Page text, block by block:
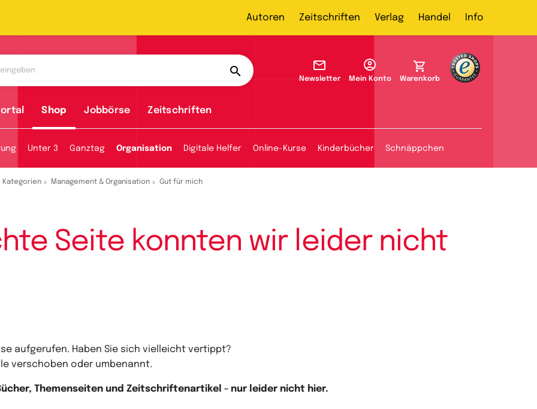
Autoren Zeitschriften Verlag Handel Info
Newsletter Mein Konto Warenkorb
Shop Jobbörse Zeitschriften
Unter 3 Ganztag Organisation Digitale Helfer Online-Kurse Kinderbücher Schnäppchen
Kategorien Management & Organisation Gut für mich
Seite konnten wir leider nicht
aufgerufen. Haben Sie sich vielleicht vertippt?
verschoben oder umbenannt.
Themenseiten und Zeitschriftenartikel - nur leider nicht hier.